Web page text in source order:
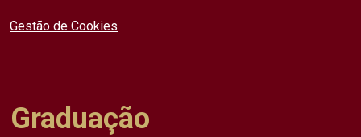
Gestão de Cookies
Graduação